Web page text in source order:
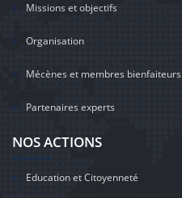
Missions et objectifs
Organisation
Mécènes et membres bienfaiteurs
Partenaires experts
NOS ACTIONS
Education et Citoyenneté